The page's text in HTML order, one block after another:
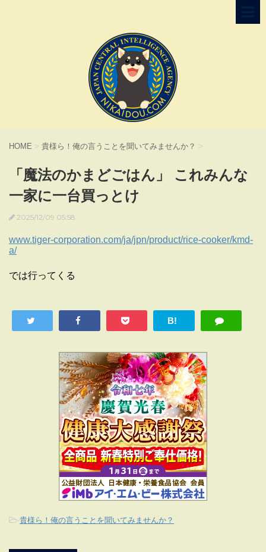
HOME > 貴様ら！俺の言うことを聞いてみませんか？ >
「魔法のかまどごはん」 これみんな
一家に一台買っとけ
2025/12/09 05:58
www.tiger-corporation.com/ja/jpn/product/rice-cooker/kmd-
a/
では行ってくる
B!
-貴様ら！俺の言うことを聞いてみませんか？